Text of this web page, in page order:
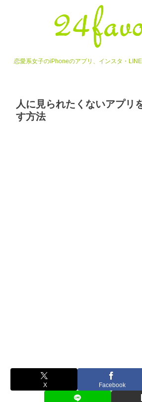
恋愛系女子のiPhoneのアプリ、インスタ・
人に見られたくないアプリ
す方法
X Facebook